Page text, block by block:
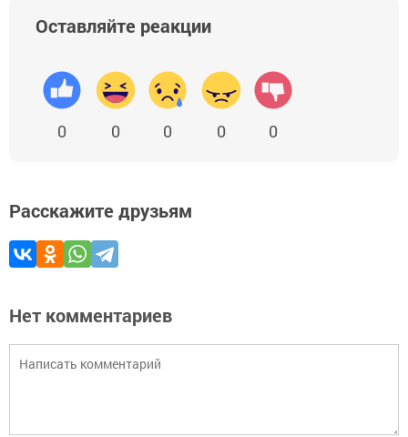
Оставляйте реакции
0 0 0 0 0
Расскажите друзьям
Нет комментариев